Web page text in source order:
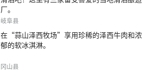
厂。
岐阜县
在“蒜山泽西牧场”享用珍稀的泽西牛肉和浓
郁的软冰淇淋。
冈山县